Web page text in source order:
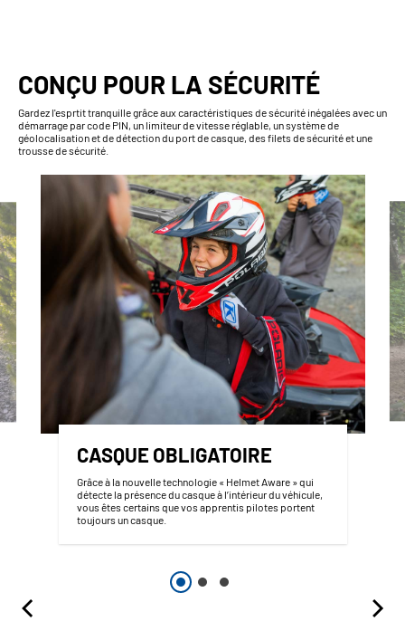
CONÇU POUR LA SÉCURITÉ
Gardez l'esprtit tranquille grâce aux caractéristiques de sécurité inégalées avec un
démarrage par code PIN, un limiteur de vitesse réglable, un système de
géolocalisation et de détection du port de casque, des filets de sécurité et une
trousse de sécurité.
CASQUE OBLIGATOIRE
Grâce à la nouvelle technologie « Helmet Aware » qui
détecte la présence du casque à l’intérieur du véhicule,
vous êtes certains que vos apprentis pilotes portent
toujours un casque.